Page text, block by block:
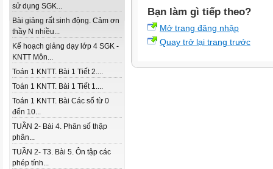
sử dụng SGK...
Bài giảng rất sinh động. Cảm ơn
thầy N nhiều...
Kế hoạch giảng dạy lớp 4 SGK -
KNTT Môn...
Toán 1 KNTT. Bài 1 Tiết 2....
Toán 1 KNTT. Bài 1 Tiết 1....
Toán 1 KNTT. Bài Các số từ 0
đến 10...
TUẦN 2- Bài 4. Phân số thập
phân...
TUẦN 2- T3. Bài 5. Ôn tập các
phép tính...
Bạn làm gì tiếp theo?
Mở trang đăng nhập
Quay trở lại trang trước